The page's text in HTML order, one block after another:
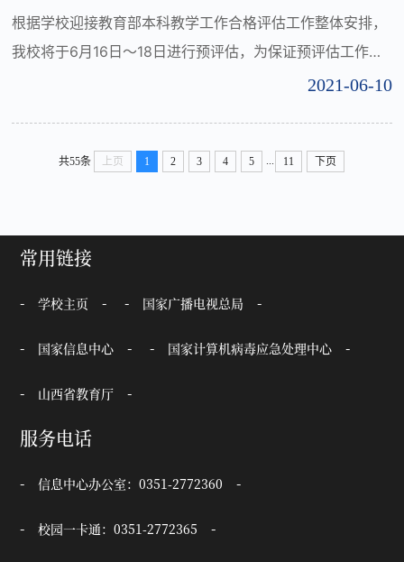
学党总支年度考核实施方案做介绍，其次中心人员就本年度
的工作总结分别进...
根据学校迎接教育部本科教学工作合格评估工作整体安排，
我校将于6月16日～18日进行预评估，为保证预评估工作顺
察各项任务，为学校顺利通过教育部本科教学工作合格评估
2021-06-10
共55条 上页 1 2 3 4 5 11 下页
常用链接
学校主页 国家广播电视总局
国家信息中心 国家计算机病毒应急处理中心
山西省教育厅
服务电话
信息中心办公室：0351-2772360
校园一卡通：0351-2772365